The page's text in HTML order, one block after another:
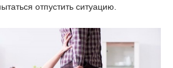
отпустить ситуацию.